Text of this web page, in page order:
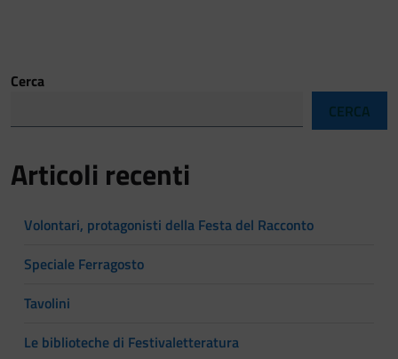
Cerca
CERCA
Articoli recenti
Volontari, protagonisti della Festa del Racconto
Speciale Ferragosto
Tavolini
Le biblioteche di Festivaletteratura